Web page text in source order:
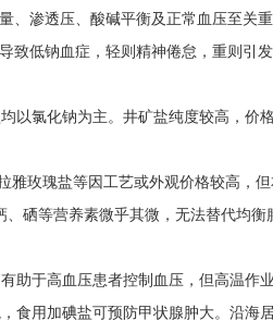
渗透压、酸碱平衡及正常血压至关
致低钠血症，轻则精神倦怠，重则引发
氯化钠为主。井矿盐纯度较高，价
玫瑰盐等因工艺或外观价格较高，
硒等营养素微乎其微，无法替代均衡
于高血压患者控制血压，但高温作业
用加碘盐可预防甲状腺肿大。沿海